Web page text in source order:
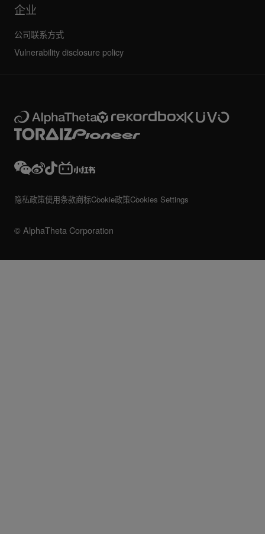
企业
公司联系方式
Vulnerability disclosure policy
© AlphaTheta Corporation
隐私政策使用条款商标Cookie政策Cookies Settings